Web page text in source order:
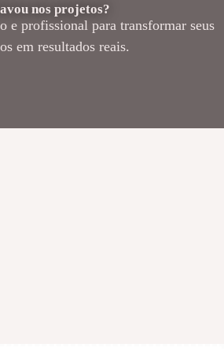
nos projetos?
e profissional para transformar seus
em resultados reais.